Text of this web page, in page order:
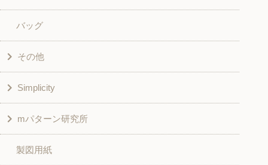
スカート・パンツ
和風衣類
入園入学グッズ
その他
シャツ・ブラウス
チュニック
ワンピース
ベスト・ジャケット・コート
スカート
バッグ
その他
学校家庭科教材用
その他
Simplicity
こども＆ベビー
ボトムス
mパターン研究所
子供服
製図用紙